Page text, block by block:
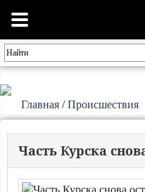
Главная /Происшествия
Часть Курска